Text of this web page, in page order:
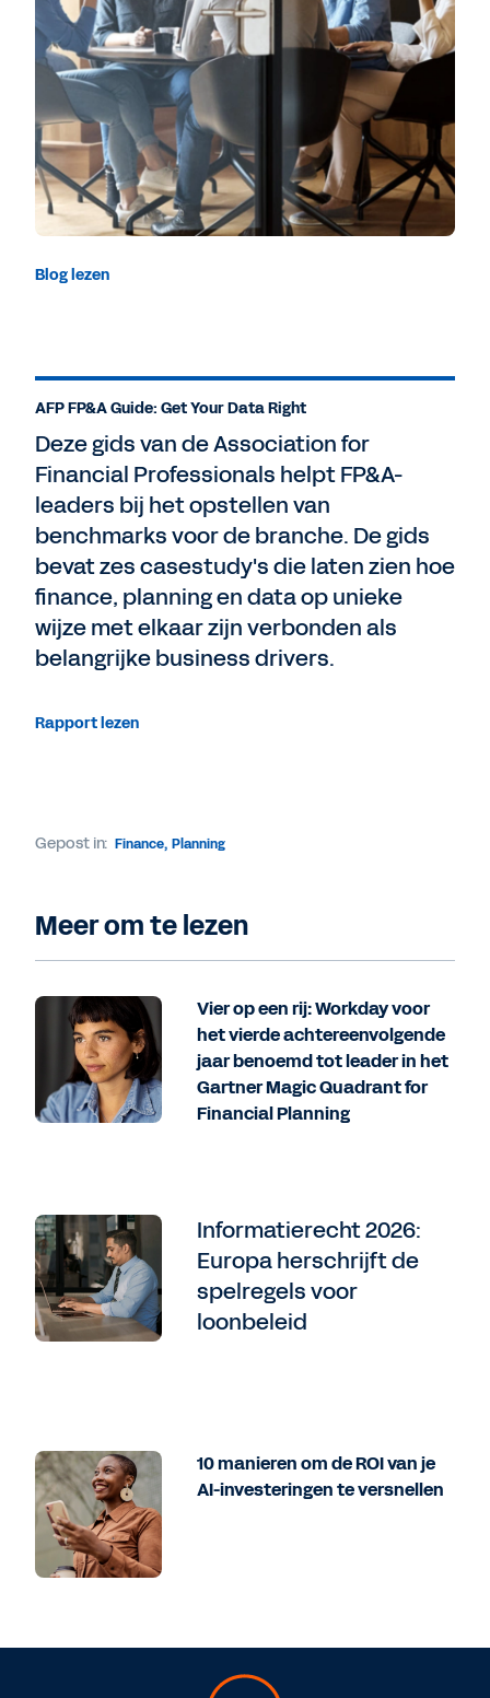
Blog lezen
AFP FP&A Guide: Get Your Data Right
Deze gids van de Association for
Financial Professionals helpt FP&A-
leaders bij het opstellen van
benchmarks voor de branche. De gids
bevat zes casestudy's die laten zien hoe
finance, planning en data op unieke
wijze met elkaar zijn verbonden als
belangrijke business drivers.
Rapport lezen
Gepost in: Finance, Planning
Meer om te lezen
Vier op een rij: Workday voor
het vierde achtereenvolgende
jaar benoemd tot leader in het
Gartner Magic Quadrant for
Financial Planning
Informatierecht 2026:
Europa herschrijft de
spelregels voor
loonbeleid
10 manieren om de ROI van je
AI-investeringen te versnellen